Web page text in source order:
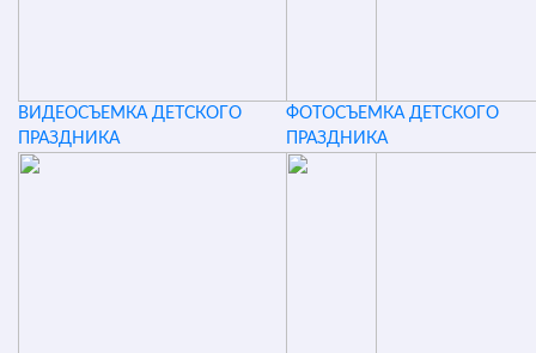
ВИДЕОСЪЕМКА ДЕТСКОГО
ПРАЗДНИКА
ФОТОСЪЕМКА ДЕТСКОГО
ПРАЗДНИКА